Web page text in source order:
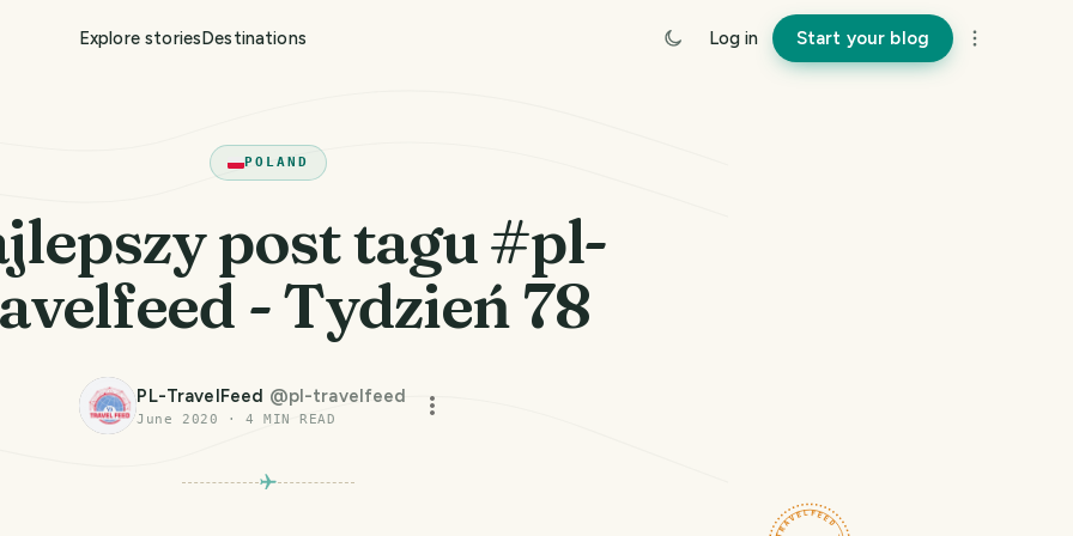
Explore storiesDestinations Log in Start your blog
POLAND
post tagu #pl-
- Tydzień 78
PL-TravelFeed @pl-travelfeed
June 2020 · 4 MIN READ